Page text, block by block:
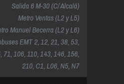
Salida 6 M-30 (C/ Alcalá)
Metro Ventas (L2 y L5)
Manuel Becerra (L2 y L6)
EMT 2, 12, 21, 38, 53,
71, 106, 110, 143, 146, 156,
210, C1, L06, N5, N7